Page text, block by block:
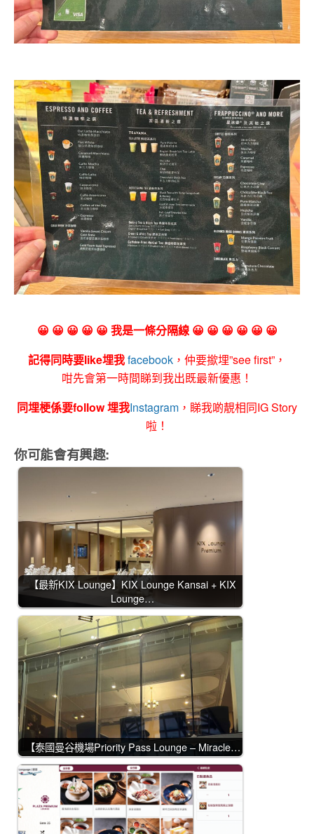
😀 😀 😀 😀 😀 我是一條分隔線 😀 😀 😀 😀 😀 😀
記得同時要like埋我facebook ，仲要撳埋”see first”，
咁先會第一時間睇到我出既最新優惠！
同埋梗係要follow 埋我Instagram ，睇我啲靚相同IG Story
啦！
你可能會有興趣:
【最新KIX Lounge】KIX Lounge Kansai + KIX
Lounge…
【泰國曼谷機場Priority Pass Lounge – Miracle…